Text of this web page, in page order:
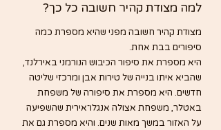
למה מצודת קהיר חשובה כל כך?
מצודת קהיר חשובה מפני שהיא מספרת כמה
סיפורים בבת אחת.
היא מספרת את סיפור הכיבוש הנורמני באירלנד,
שהביא איתו בנייה של טירות אבן ומרכזי שליטה
חדשים. היא מספרת את סיפורה של משפחת
באטלר, משפחת אצולה אנגלו־אירית שהשפיעה
על האזור במשך מאות שנים. והיא מספרת גם את